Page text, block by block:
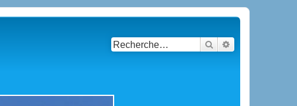
Rechercher